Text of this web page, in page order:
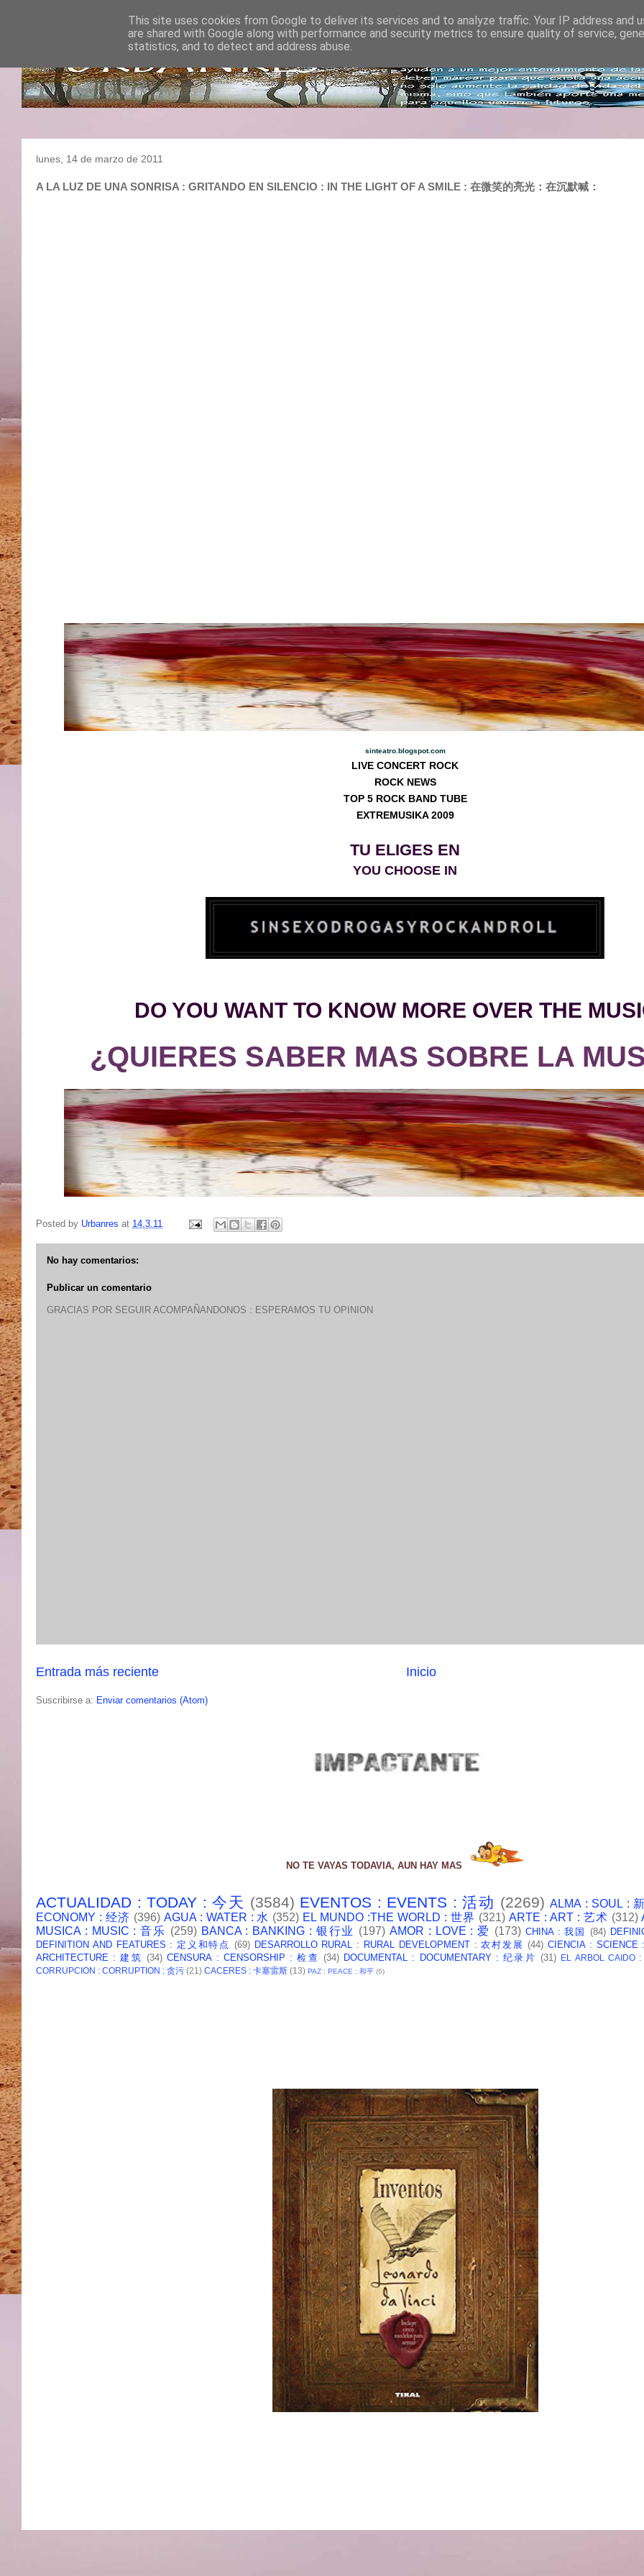
lunes, 14 de marzo de 2011
A LA LUZ DE UNA SONRISA : GRITANDO EN SILENCIO : IN THE LIGHT OF A SMILE : 在微笑的亮光：在沉默喊：
sinteatro.blogspot.com
LIVE CONCERT ROCK
ROCK NEWS
TOP 5 ROCK BAND TUBE
EXTREMUSIKA 2009
TU ELIGES EN
YOU CHOOSE IN
DO YOU WANT TO KNOWMORE OVER THE
¿QUIERES SABER MAS SOBRE LA
Posted by Urbanres at 14.3.11
No hay comentarios:
Publicar un comentario
GRACIAS POR SEGUIR ACOMPAÑANDONOS : ESPERAMOS TU OPINION
Entrada más reciente Inicio
Suscribirse a: Enviar comentarios (Atom)
NO TE VAYAS TODAVIA, AUN HAY MAS
ACTUALIDAD : TODAY : 今天 (3584) EVENTOS : EVENTS : 活动 (2269) ALMA : SOUL :
ECONOMY : 经济 (396) AGUA : WATER : 水 (352) EL MUNDO :THE WORLD : 世界 (321) ARTE : ART : 艺术 (312)
MUSICA : MUSIC : 音乐 (259) BANCA : BANKING : 银行业 (197) AMOR : LOVE : 爱 (173) CHINA : 我国 (84)
DEFINITION AND FEATURES : 定义和特点 (69) DESARROLLO RURAL : RURAL DEVELOPMENT : 农村发展 (44) CIENCIA : SCIENCE
ARCHITECTURE : 建筑 (34) CENSURA : CENSORSHIP : 检查 (34) DOCUMENTAL : DOCUMENTARY : 纪录片 (31) EL ARBOL CAIDO
CORRUPCION : CORRUPTION : 贪污 (21) CACERES : 卡塞雷斯 (13) PAZ : PEACE : 和平 (6)
This site uses cookies from Google to deliver its services and to analyze traffic. Your IP address and
are shared with Google along with performance and security metrics to ensure quality of service,
statistics, and to detect and address abuse.